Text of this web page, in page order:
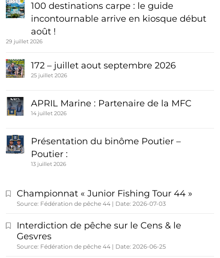
100 destinations carpe : le guide
incontournable arrive en kiosque début
août !
29 juillet 2026
172 – juillet aout septembre 2026
25 juillet 2026
APRIL Marine : Partenaire de la MFC
14 juillet 2026
Présentation du binôme Poutier –
Poutier :
13 juillet 2026
Championnat « Junior Fishing Tour 44 »
Source: Fédération de pêche 44 Date: 2026-07-03
Interdiction de pêche sur le Cens & le
Gesvres
Source: Fédération de pêche 44 Date: 2026-06-25